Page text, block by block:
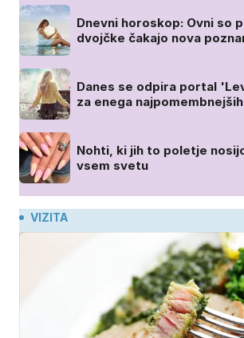
Dnevni horoskop: Ovni so
dvojčke čakajo nova
Danes se odpira portal
za enega
Nohti, ki jih to poletje
vsem svetu
VIZITA